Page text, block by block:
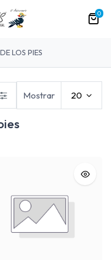
0
LOS PIES
Mostrar 20